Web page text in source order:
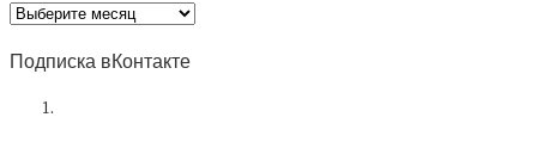
Архив
статей
Подписка вКонтакте